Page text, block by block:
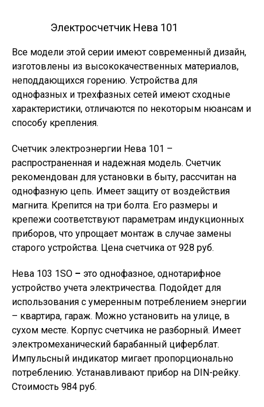
Электросчетчик Нева 101
Все модели этой серии имеют современный дизайн,
изготовлены из высококачественных материалов,
неподдающихся горению. Устройства для
однофазных и трехфазных сетей имеют сходные
характеристики, отличаются по некоторым нюансам и
способу крепления.
Счетчик электроэнергии Нева 101 –
распространенная и надежная модель. Счетчик
рекомендован для установки в быту, рассчитан на
однофазную цепь. Имеет защиту от воздействия
магнита. Крепится на три болта. Его размеры и
крепежи соответствуют параметрам индукционных
приборов, что упрощает монтаж в случае замены
старого устройства. Цена счетчика от 928 руб.
Нева 103 1SO – это однофазное, однотарифное
устройство учета электричества. Подойдет для
использования с умеренным потреблением энергии
– квартира, гараж. Можно установить на улице, в
сухом месте. Корпус счетчика не разборный. Имеет
электромеханический барабанный циферблат.
Импульсный индикатор мигает пропорционально
потреблению. Устанавливают прибор на DIN-рейку.
Стоимость 984 руб.